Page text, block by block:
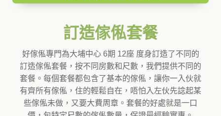
訂造傢俬套餐
好傢俬專門為大埔中心 6期 12座 度身訂造了不同的
訂造傢俬套餐，按不同房數和尺數，我們提供不同的
套餐。每個套餐都包含了基本的傢俬，讓你一入伙就
有齊所有傢俬，住的輕鬆自在，唔怕入左伙先諗起某
些傢俬未做，又要大費周章。套餐的好處就是一口